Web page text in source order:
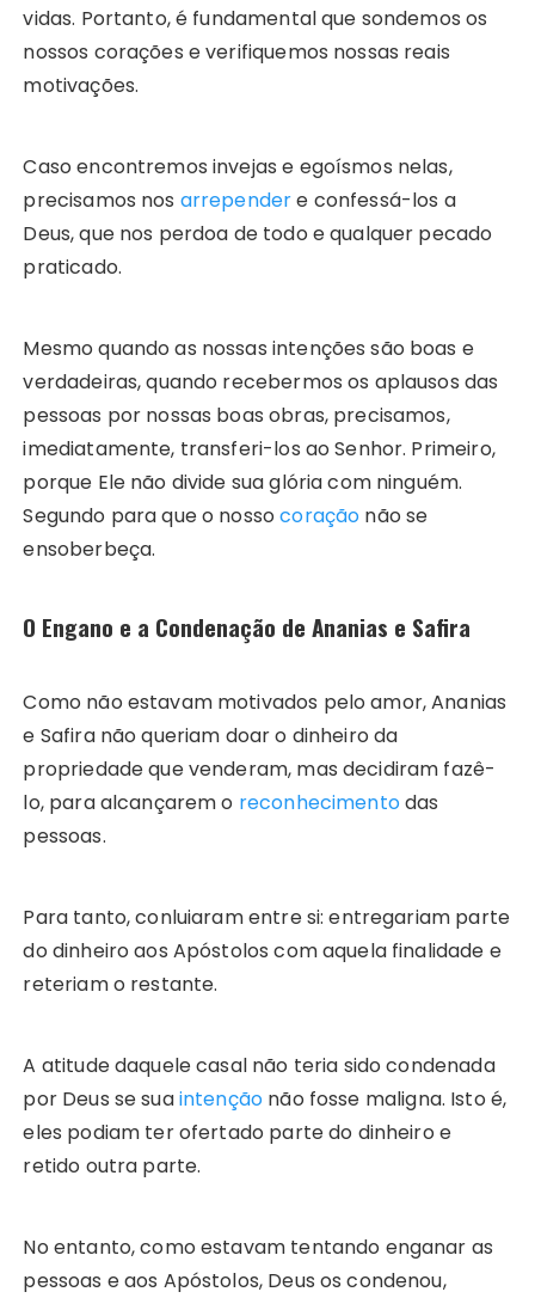
vidas. Portanto, é fundamental que sondemos os
nossos corações e verifiquemos nossas reais
motivações.
Caso encontremos invejas e egoísmos nelas,
precisamos nos arrependere confessá-los a
Deus, que nos perdoa de todo e qualquer pecado
praticado.
Mesmo quando as nossas intenções são boas e
verdadeiras, quando recebermos os aplausos das
pessoas por nossas boas obras, precisamos,
imediatamente, transferi-los ao Senhor. Primeiro,
porque Ele não divide sua glória com ninguém.
Segundo para que o nosso coração não se
ensoberbeça.
O Engano e a Condenação de Ananias e Safira
Como não estavam motivados pelo amor, Ananias
e Safira não queriam doar o dinheiro da
propriedade que venderam, mas decidiram fazê-
lo, para alcançarem o reconhecimentodas
pessoas.
Para tanto, conluiaram entre si: entregariam parte
do dinheiro aos Apóstolos com aquela finalidade e
reteriam o restante.
A atitude daquele casal não teria sido condenada
por Deus se suaintenção não fosse maligna. Isto é,
eles podiam ter ofertado parte do dinheiro e
retido outra parte.
No entanto, como estavam tentando enganar as
pessoas e aos Apóstolos, Deus os condenou,